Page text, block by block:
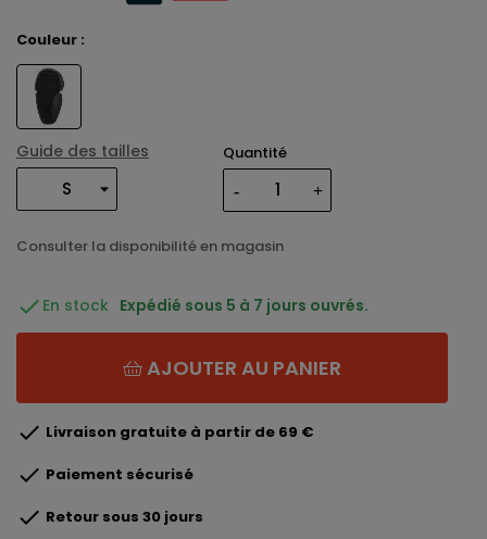
Couleur :
Guide des tailles Quantité
Consulter la disponibilité en magasin
 En stock Expédié sous 5 à 7 jours ouvrés.
AJOUTER AU PANIER
 Livraison gratuite à partir de 69 €
 Paiement sécurisé
 Retour sous 30 jours